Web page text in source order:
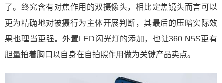
了。终究含有对焦作用的双摄像头，相比定焦镜头而言可以
更为精确地对被摄行为主体开展判断，其最后的压暗实际效
果也理当更强。外置LED闪光灯的添加，也让360 N5S更有
胆量拍着胸口以自身在自拍照作用做为关键产品卖点。